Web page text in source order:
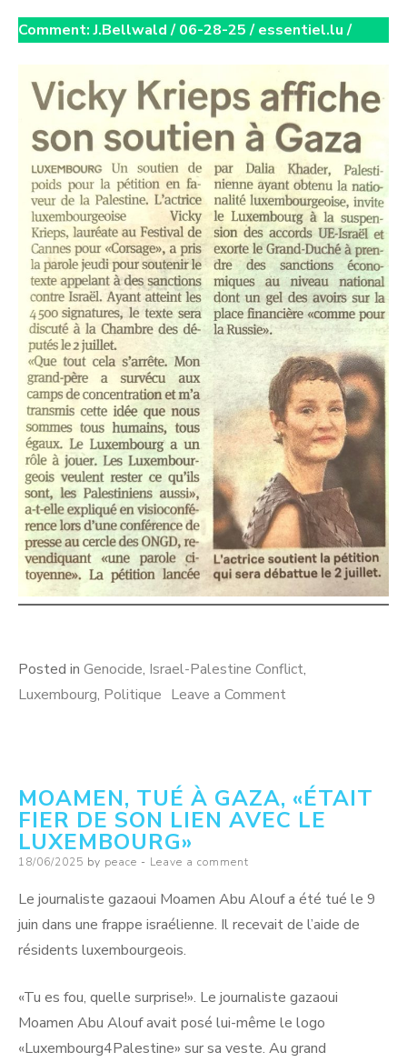
Comment: J.Bellwald / 06-28-25 / essentiel.lu /
Posted in Genocide, Israel-Palestine Conflict,
Luxembourg, Politique Leave a Commenton
MOAMEN, TUÉ À GAZA, «ÉTAIT
FIER DE SON LIEN AVEC LE
LUXEMBOURG»
Posted
18/06/2025 by peace Leave a comment
Le journaliste gazaoui Moamen Abu Alouf a été tué le 9
juin dans une frappe israélienne. Il recevait de l’aide de
résidents luxembourgeois.
«Tu es fou, quelle surprise!». Le journaliste gazaoui
Moamen Abu Alouf avait posé lui-même le logo
«Luxembourg4Palestine» sur sa veste. Au grand